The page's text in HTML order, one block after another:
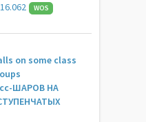
WOS
on some class
ШАРОВ НА